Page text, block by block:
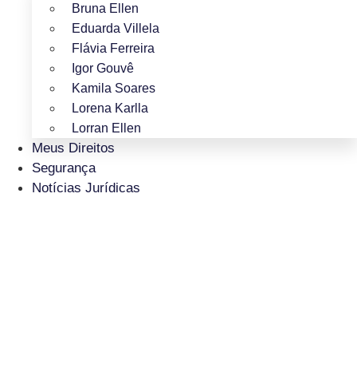
Bruna Ellen
Eduarda Villela
Flávia Ferreira
Igor Gouvê
Kamila Soares
Lorena Karlla
Lorran Ellen
Meus Direitos
Segurança
Notícias Jurídicas